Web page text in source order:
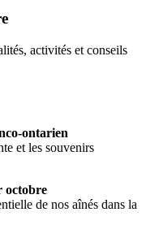
activités et conseils
ontarien
et les souvenirs
octobre
de nos aînés dans la